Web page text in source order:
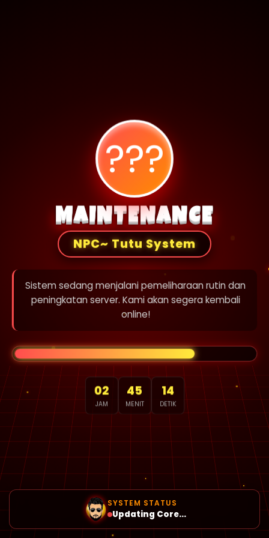
???
MAINTENANCE
NPC~ Tutu System
Sistem sedang menjalani pemeliharaan rutin dan
peningkatan server. Kami akan segera kembali
online!
02
JAM
45
MENIT
14
DETIK
SYSTEM STATUS
Updating Core...